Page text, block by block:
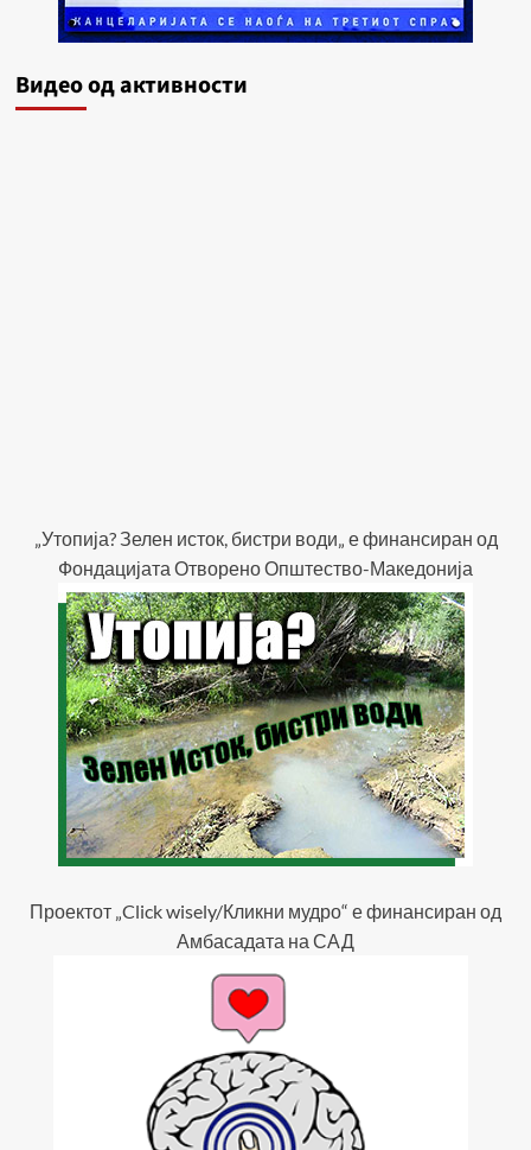
Видеo од активности
„Утопија? Зелен исток, бистри води„ е финансиран од
Фондацијата Отворено Општество-Македонија
Проектот „Click wisely/Кликни мудро“ е финансиран од
Амбасадата на САД